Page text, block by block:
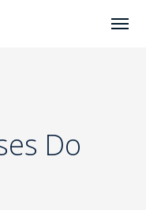
Do